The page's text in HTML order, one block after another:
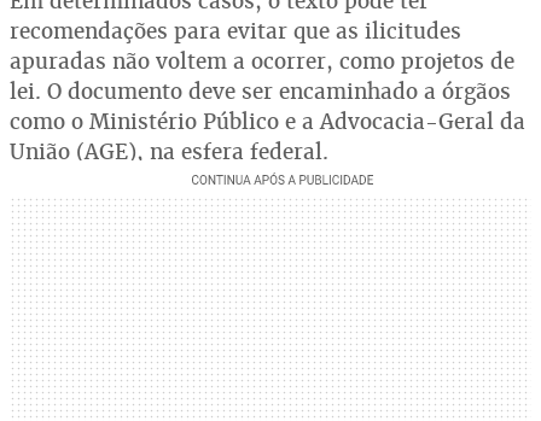
recomendações para evitar que as ilicitudes
apuradas não voltem a ocorrer, como projetos de
lei. O documento deve ser encaminhado a órgãos
como o Ministério Público e a Advocacia-Geral da
União (AGE), na esfera federal.